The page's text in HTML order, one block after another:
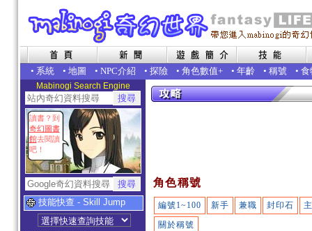
• 系統 • 地圖 • NPC介紹 • 探險 • 角色數值+ • 年齡 • 稱號 • 食
Mabinogi Search Engine
讀書？到
奇幻圖書
館去閱讀
吧！
技能快查 - Skill Jump
角色稱號
編號1~100 新手 兼職 封印石
關於稱號